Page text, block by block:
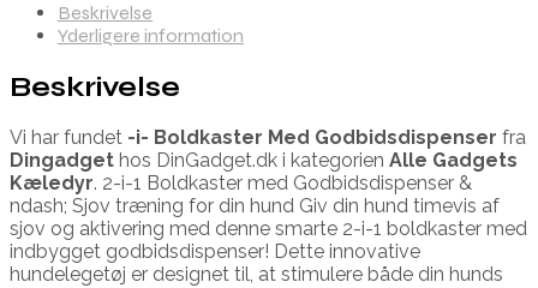
Beskrivelse
Yderligere information
Beskrivelse
Vi har fundet -i- Boldkaster Med Godbidsdispenser fra
Dingadget hos DinGadget.dk i kategorien Alle Gadgets
Kæledyr. 2-i-1 Boldkaster med Godbidsdispenser &
ndash; Sjov træning for din hund Giv din hund timevis af
sjov og aktivering med denne smarte 2-i-1 boldkaster med
indbygget godbidsdispenser! Dette innovative
hundelegetøj er designet til, at stimulere både din hunds